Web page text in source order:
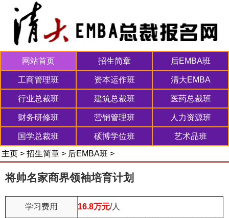
网站首页 招生简章 后EMBA班
工商管理班 资本运作班 清大EMBA
行业总裁班 建筑总裁班 医药总裁班
财务研修班 营销管理班 人力资源班
国学总裁班 硕博学位班
艺术品班
主页 > 招生简章 > 后EMBA班 >
将帅名家商界领袖培育计划
学习费用 16.8万元/人